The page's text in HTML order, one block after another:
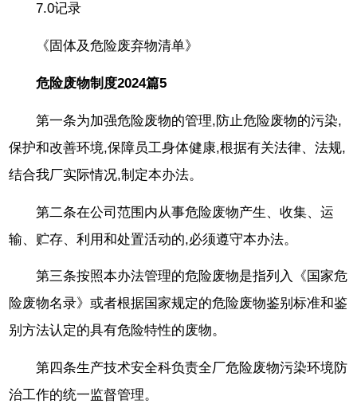
7.0记录
《固体及危险废弃物清单》
危险废物制度2024篇5
第一条为加强危险废物的管理,防止危险废物的污染,
保护和改善环境,保障员工身体健康,根据有关法律、法规,
结合我厂实际情况,制定本办法。
第二条在公司范围内从事危险废物产生、收集、运
输、贮存、利用和处置活动的,必须遵守本办法。
第三条按照本办法管理的危险废物是指列入《国家危
险废物名录》或者根据国家规定的危险废物鉴别标准和鉴
别方法认定的具有危险特性的废物。
第四条生产技术安全科负责全厂危险废物污染环境防
治工作的统一监督管理。